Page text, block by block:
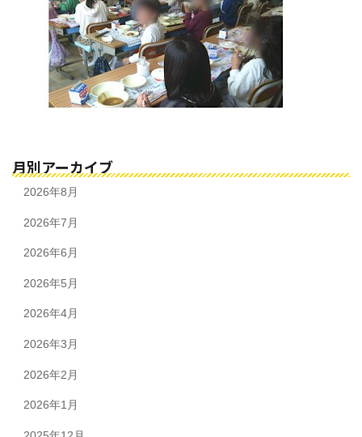
月別アーカイブ
2026年8月
2026年7月
2026年6月
2026年5月
2026年4月
2026年3月
2026年2月
2026年1月